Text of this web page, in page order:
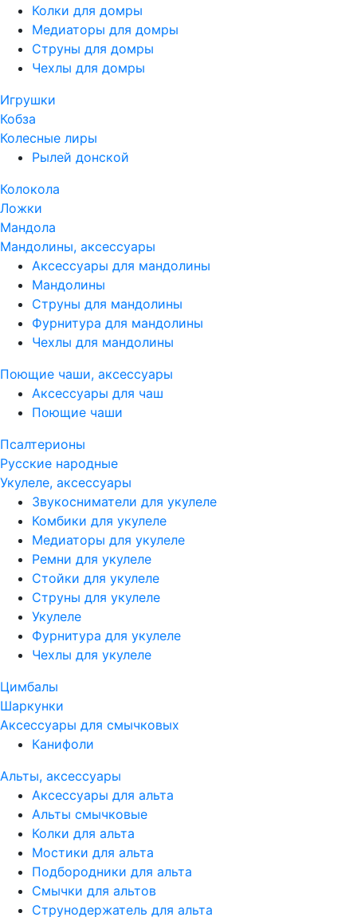
Колки для домры
Медиаторы для домры
Струны для домры
Чехлы для домры
Игрушки
Кобза
Колесные лиры
Рылей донской
Колокола
Ложки
Мандола
Мандолины, аксессуары
Аксессуары для мандолины
Мандолины
Струны для мандолины
Фурнитура для мандолины
Чехлы для мандолины
Поющие чаши, аксессуары
Аксессуары для чаш
Поющие чаши
Псалтерионы
Русские народные
Укулеле, аксессуары
Звукосниматели для укулеле
Комбики для укулеле
Медиаторы для укулеле
Ремни для укулеле
Стойки для укулеле
Струны для укулеле
Укулеле
Фурнитура для укулеле
Чехлы для укулеле
Цимбалы
Шаркунки
Аксессуары для смычковых
Канифоли
Альты, аксессуары
Аксессуары для альта
Альты смычковые
Колки для альта
Мостики для альта
Подбородники для альта
Смычки для альтов
Струнодержатель для альта